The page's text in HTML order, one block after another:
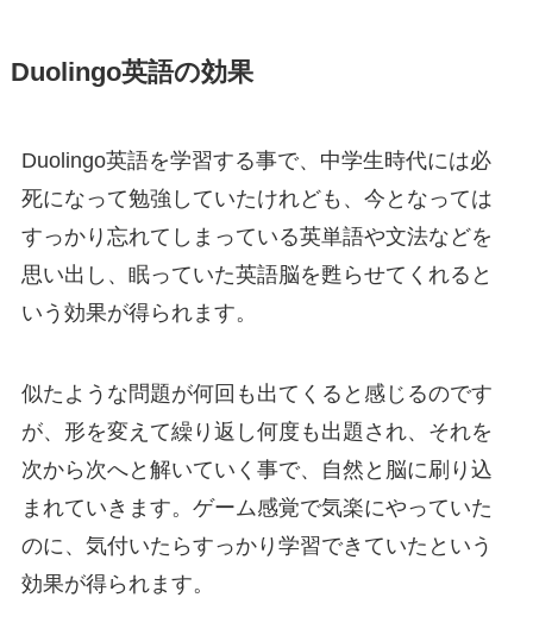
Duolingo英語の効果
Duolingo英語を学習する事で、中学生時代には必
死になって勉強していたけれども、今となっては
すっかり忘れてしまっている英単語や文法などを
思い出し、眠っていた英語脳を甦らせてくれると
いう効果が得られます。
似たような問題が何回も出てくると感じるのです
が、形を変えて繰り返し何度も出題され、それを
次から次へと解いていく事で、自然と脳に刷り込
まれていきます。ゲーム感覚で気楽にやっていた
のに、気付いたらすっかり学習できていたという
効果が得られます。